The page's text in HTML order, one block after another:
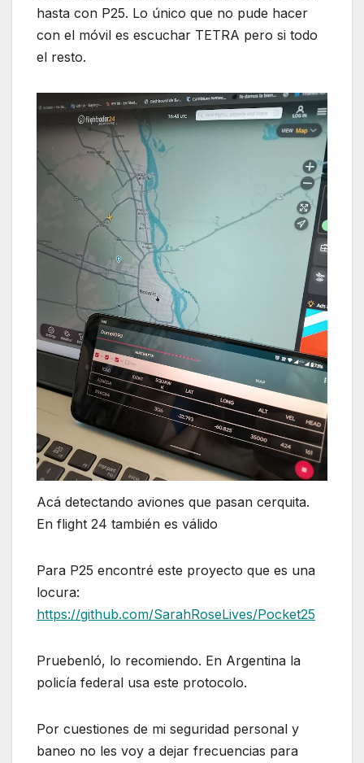
hasta con P25. Lo único que no pude hacer
con el móvil es escuchar TETRA pero si todo
el resto.
Acá detectando aviones que pasan cerquita.
En flight 24 también es válido
Para P25 encontré este proyecto que es una
locura:
https://github.com/SarahRoseLives/Pocket25
Pruebenló, lo recomiendo. En Argentina la
policía federal usa este protocolo.
Por cuestiones de mi seguridad personal y
baneo no les voy a dejar frecuencias para